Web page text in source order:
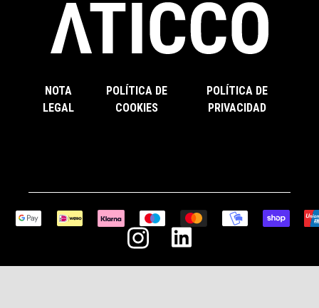
NOTA
LEGAL
POLÍTICA DE
COOKIES
POLÍTICA DE
PRIVACIDAD